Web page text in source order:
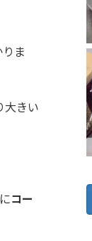
ま
大きい
コー